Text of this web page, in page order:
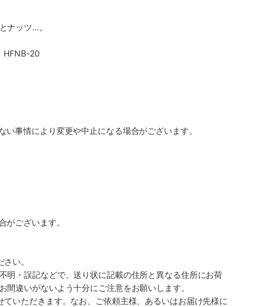
ナッツ…。
HFNB-20
事情により変更や中止になる場合がございます。
ございます。
い。
明・誤記などで、送り状に記載の住所と異なる住所にお荷
違いがないよう十分にご注意をお願いします。
いただきます。なお、ご依頼主様、あるいはお届け先様に